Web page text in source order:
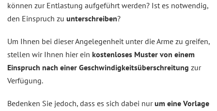
können zur Entlastung aufgeführt werden? Ist es notwendig,
den Einspruch zu unterschreiben?
Um Ihnen bei dieser Angelegenheit unter die Arme zu greifen,
stellen wir Ihnen hier ein kostenloses Muster von einem
Einspruch nach einer Geschwindigkeitsüberschreitung zur
Verfügung.
Bedenken Sie jedoch, dass es sich dabei nurum eine Vorlage